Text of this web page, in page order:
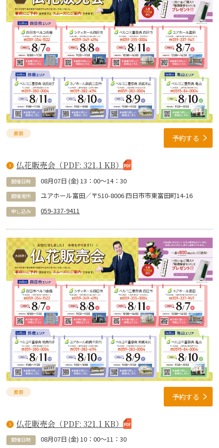
葬祭 予約する
仏花販売会（PDF: 321.1 KB）
開催日時 08月07日 (金) 13：00～14：30
開催場所 ユアホール富田／〒510-8006 四日市市東富田町14-16
申し込み 059-337-9411
葬祭 予約する
仏花販売会（PDF: 321.1 KB）
開催日時 08月07日 (金) 10：00～11：30